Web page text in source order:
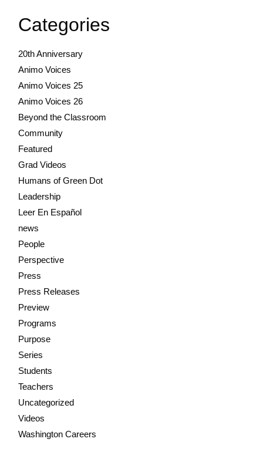
Categories
20th Anniversary
Animo Voices
Animo Voices 25
Animo Voices 26
Beyond the Classroom
Community
Featured
Grad Videos
Humans of Green Dot
Leadership
Leer En Español
news
People
Perspective
Press
Press Releases
Preview
Programs
Purpose
Series
Students
Teachers
Uncategorized
Videos
Washington Careers